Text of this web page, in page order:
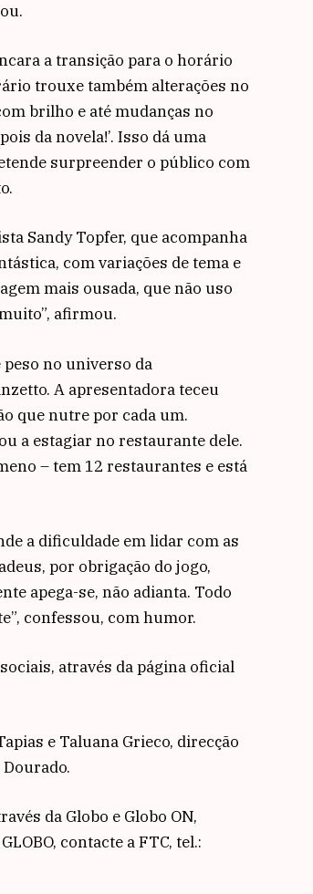
a transição para o horário
trouxe também alterações no
brilho e até mudanças no
da novela!’. Isso dá uma
surpreender o público com
Sandy Topfer, que acompanha
com variações de tema e
mais ousada, que não uso
afirmou.
no universo da
A apresentadora teceu
que nutre por cada um.
a estagiar no restaurante dele.
– tem 12 restaurantes e está
a dificuldade em lidar com as
por obrigação do jogo,
apega-se, não adianta. Todo
confessou, com humor.
através da página oficial
e Taluana Grieco, direcção
da Globo e Globo ON,
contacte a FTC, tel.: